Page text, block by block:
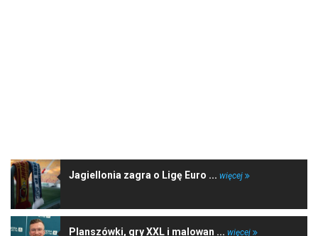
Jagiellonia zagra o Ligę Euro ... więcej
Planszówki, gry XXL i malowan ... więcej